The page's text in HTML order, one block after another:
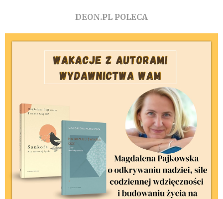
DEON.PL POLECA